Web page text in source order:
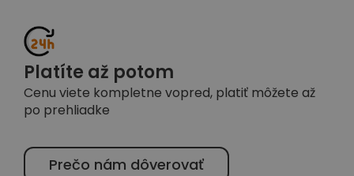
Platíte až potom
Cenu viete kompletne vopred, platiť môžete až
po prehliadke
Prečo nám dôverovať